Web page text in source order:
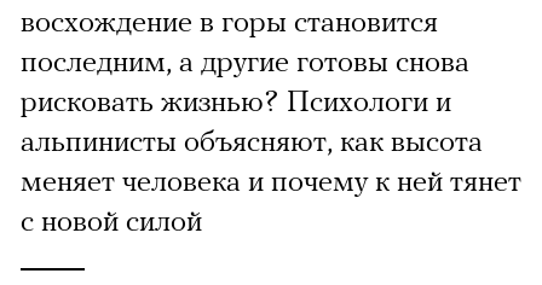
восхождение в горы становится
последним, а другие готовы снова
рисковать жизнью? Психологи и
альпинисты объясняют, как высота
меняет человека и почему к ней тянет
с новой силой